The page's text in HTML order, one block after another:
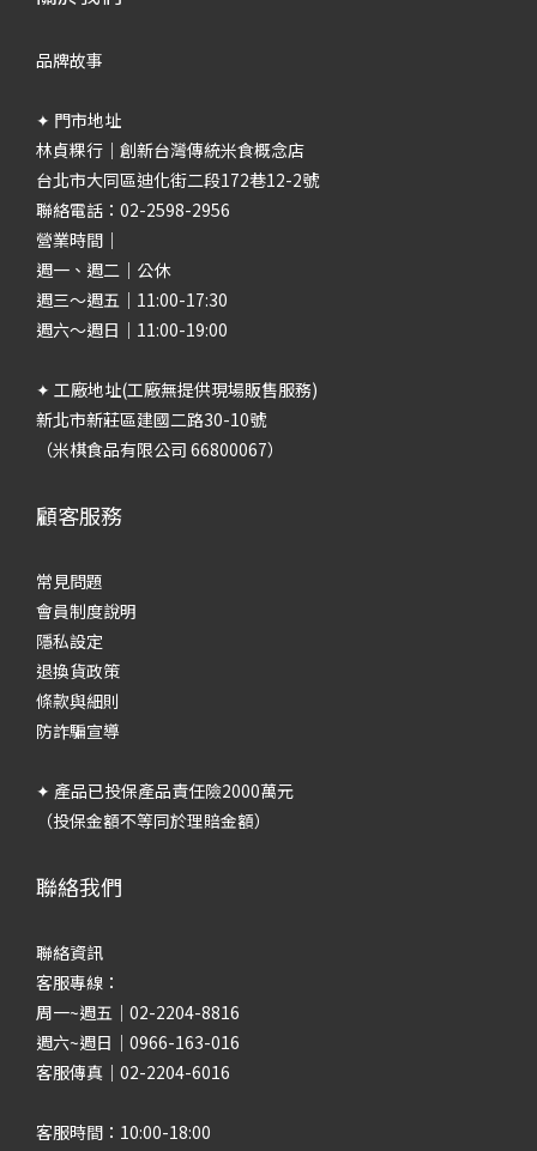
品牌故事
✦ 門市地址
林貞粿行｜創新台灣傳統米食概念店
台北市大同區迪化街二段172巷12-2號
聯絡電話：02-2598-2956
營業時間｜
週一、週二｜公休
週三～週五｜11:00-17:30
週六～週日｜11:00-19:00
✦ 工廠地址(工廠無提供現場販售服務)
新北市新莊區建國二路30-10號
（米棋食品有限公司 66800067）
顧客服務
常見問題
會員制度說明
隱私設定
退換貨政策
條款與細則
防詐騙宣導
✦ 產品已投保產品責任險2000萬元
（投保金額不等同於理賠金額）
聯絡我們
聯絡資訊
客服專線：
周一~週五｜02-2204-8816
週六~週日｜0966-163-016
客服傳真｜02-2204-6016
客服時間：10:00-18:00